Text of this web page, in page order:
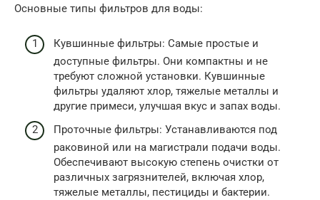
Основные типы фильтров для воды:
Кувшинные фильтры: Самые простые и
доступные фильтры. Они компактны и не
требуют сложной установки. Кувшинные
фильтры удаляют хлор, тяжелые металлы и
другие примеси, улучшая вкус и запах воды.
Проточные фильтры: Устанавливаются под
раковиной или на магистрали подачи воды.
Обеспечивают высокую степень очистки от
различных загрязнителей, включая хлор,
тяжелые металлы, пестициды и бактерии.